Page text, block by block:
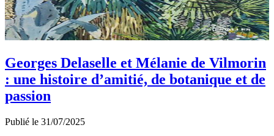
Georges Delaselle et Mélanie de Vilmorin
: une histoire d’amitié, de botanique et de
passion
Publié le 31/07/2025